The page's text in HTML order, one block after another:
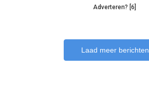
Adverteren? [6]
Laad meer berichten